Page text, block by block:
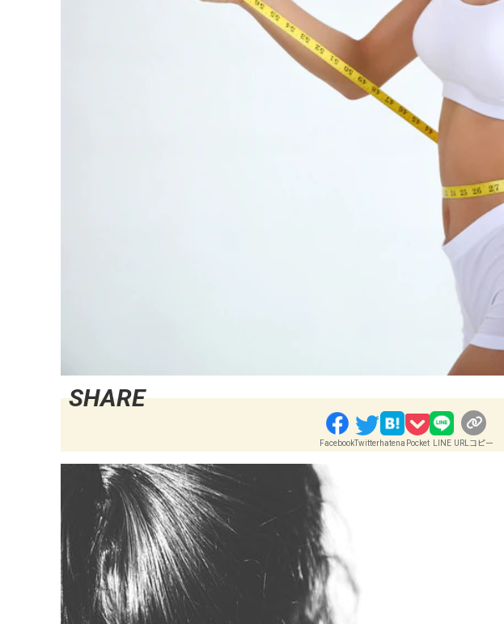
FacebookTwitterhatena Pocket LINE URLコピー